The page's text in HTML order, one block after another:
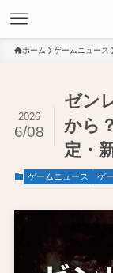
ホーム ゲームニュース
ゼン
から
定・
2026
6/08
ゲームニュース ゲ